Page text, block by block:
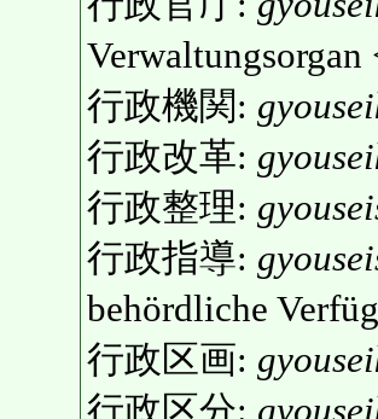
行政機関:
行政改革:
行政整理:
行政指導:
behördliche
行政区画:
行政区分: